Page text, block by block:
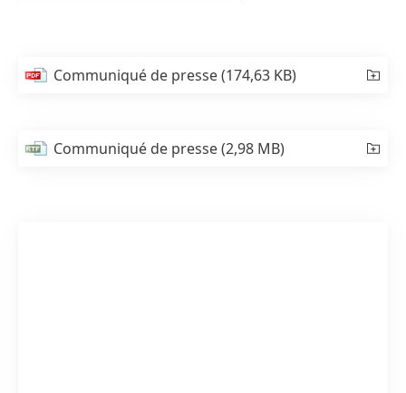
Communiqué de presse(174,63 KB)
Communiqué de presse(2,98 MB)